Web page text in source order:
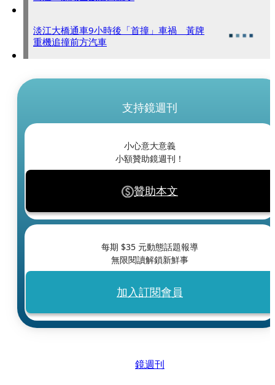
淡江大橋通車9小時後「首撞」車禍 黃牌
重機追撞前方汽車
支持鏡週刊
小心意大意義
小額贊助鏡週刊！
贊助本文
每期 $35 元動態話題報導
無限閱讀解鎖新鮮事
加入訂閱會員
鏡週刊